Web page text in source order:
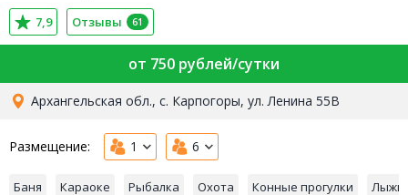
7,9 Отзывы 61
от 750 рублей/сутки
Архангельская обл., с. Карпогоры, ул. Ленина 55В
Размещение: 1 6
Баня Караоке Рыбалка Охота Конные прогулки Лыжи